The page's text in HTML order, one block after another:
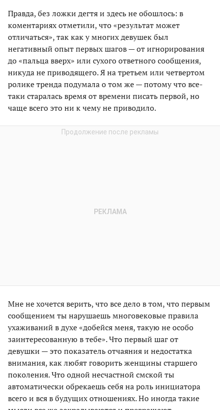
Правда, без ложки дегтя и здесь не обошлось: в
коментариях отметили, что «результат может
отличаться», так как у многих девушек был
негативный опыт первых шагов — от игнорирования
до «пальца вверх» или сухого ответного сообщения,
никуда не приводящего. Я на третьем или четвертом
ролике тренда подумала о том же — потому что все-
таки старалась время от времени писать первой, но
чаще всего это ни к чему не приводило.
Мне не хочется верить, что все дело в том, что первым
сообщением ты нарушаешь многовековые правила
ухаживаний в духе «добейся меня, такую не особо
заинтересованную в тебе». Что первый шаг от
девушки — это показатель отчаяния и недостатка
внимания, как любят говорить женщины старшего
поколения. Что одной несчастной смской ты
автоматически обрекаешь себя на роль инициатора
всего и вся в будущих отношениях. Но иногда такие